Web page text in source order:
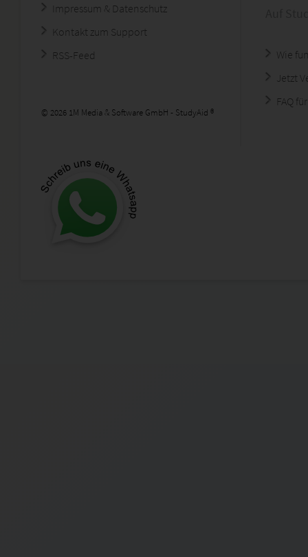
Impressum & Datenschutz
Kontakt zum Support
RSS-Feed
© 2026 1M Media & Software GmbH - StudyAid ®
Wie
Jetzt
FAQ